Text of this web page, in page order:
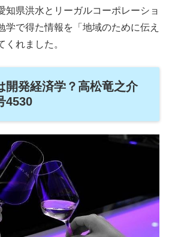
知県洪水とリーガルコーポレーショ
学で得た情報を「地域のために伝え
くれました。
開発経済学？高松竜之介
4530